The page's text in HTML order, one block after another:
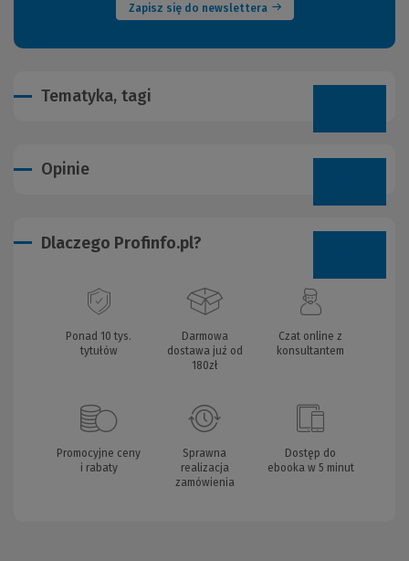
Zapisz się do newslettera
Tematyka, tagi
Opinie
Dlaczego Profinfo.pl?
Ponad 10 tys.
tytułów
Darmowa
dostawa już od
180zł
Czat online z
konsultantem
Promocyjne ceny
i rabaty
Sprawna
realizacja
zamówienia
Dostęp do
ebooka w 5 minut